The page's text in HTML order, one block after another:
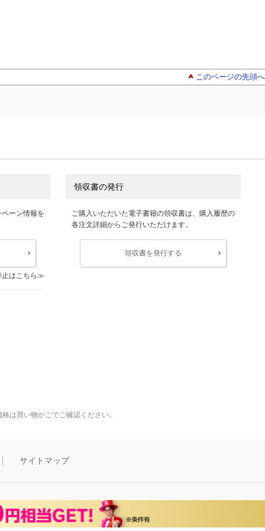
このページの先頭へ
ーン情報を
はこちら
領収書の発行
ご購入いただいた電子書籍の領収書は、購入履歴の
各注文詳細からご発行いただけます。
領収書を発行する
は買い物かごでご確認ください。
サイトマップ